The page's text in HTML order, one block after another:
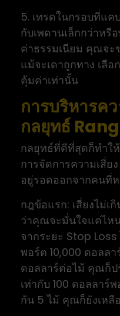
5. เทรดในกรอบที่แค
กับเพดานเล็กกว่าหรื
ค่าธรรมเนียม คุณจะ
แม้จะเดาถูกทาง เลือ
คุ้มค่าเท่านั้น
การบริหารค
กลยุทธ์
กลยุทธ์ที่ดีที่สุดก็ทำใ
การจัดการความเสี่ย
อยู่รอดออกจากคนที่
กฎข้อแรก: เสี่ยงไม่เ
ว่าคุณจะมั่นใจแค่ไห
จากระยะ Stop
พอร์ต 10,000 ดอลลา
ดอลลาร์ต่อไม้ คุณก็ป
เท่ากับ 100 ดอลลา
กัน 5 ไม้ คุณก็ยังเหลื